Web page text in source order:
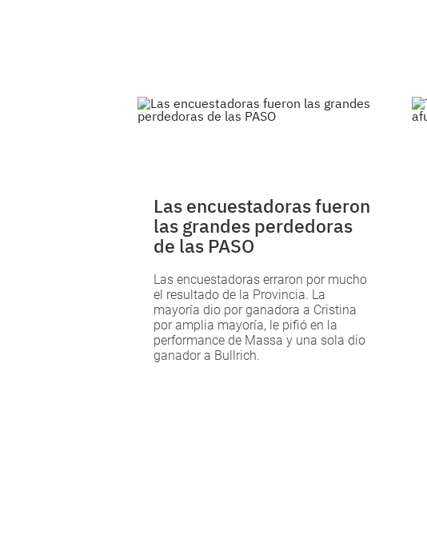
Las encuestadoras fueron
las grandes perdedoras
de las PASO
Las encuestadoras erraron por mucho
el resultado de la Provincia. La
mayoría dio por ganadora a Cristina
por amplia mayoría, le pifió en la
performance de Massa y una sola dio
ganador a Bullrich.